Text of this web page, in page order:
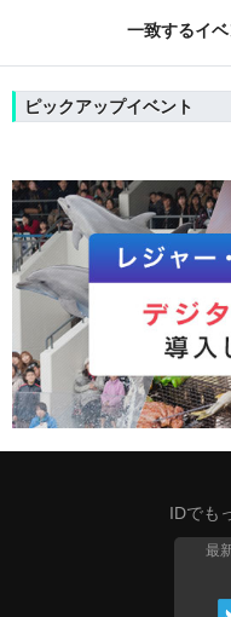
一致するイ
ピックアップイベント
IDでも
最